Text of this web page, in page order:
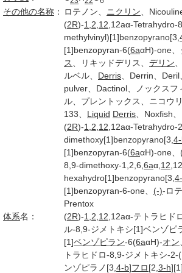
その他の名称 ： ロテノン、 ニクリン 、
(2R)-1,2 12 ,12aα-
methylvinyl)[1]benzopyrano[3,
[1]benzopyran-6(6aαH)-one、
ス
、リキッドデリス、 デリン
ルベル、 Derris 、Derrin、
pulver、Dactinol、ノックスフ
ル、プレントックス、ニコウ
133、 Liquid Derris 、Noxfish
(2R)-1,2 12 ,12aα-
dimethoxy[1]benzopyrano[3,
[1]benzopyran-6(6aαH)-one、
8,9-dimethoxy-1,2,6, 6aα, 12
hexahydro[1]benzopyrano[3,
[1]benzopyran-6-one、 (-)-ロ
Prentox
体系名： (2R)-1,2 12 ,12aα-テトラヒド
ル-8,9-ジメトキシ[1]ベンゾピ
[1]ベンゾピラン-6(6aαH)-オン
トラヒドロ-8,9-ジメトキシ-
ンゾピラノ[3, 4-b]フロ[2, 3-h][1]